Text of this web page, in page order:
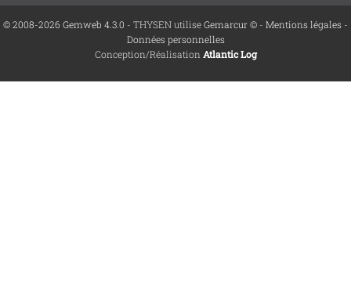
© 2008-2026 Gemweb 4.3.0 - THYSEN utiliseGemarcur © - Mentions légales -
Données personnelles
Conception/Réalisation Atlantic Log